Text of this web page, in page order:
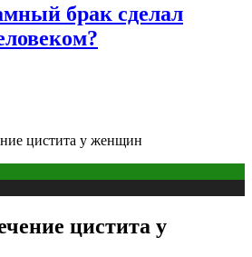
брак сделал
цистита у женщин
цистита у